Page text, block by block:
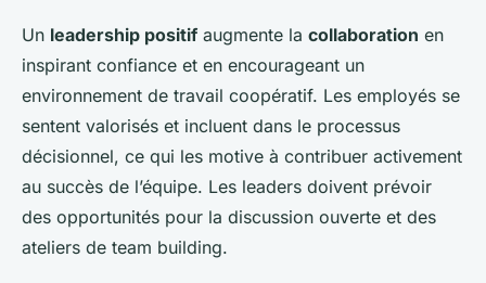
Un leadership positif augmente la collaboration en
inspirant confiance et en encourageant un
environnement de travail coopératif. Les employés se
sentent valorisés et incluent dans le processus
décisionnel, ce qui les motive à contribuer activement
au succès de l’équipe. Les leaders doivent prévoir
des opportunités pour la discussion ouverte et des
ateliers de team building.